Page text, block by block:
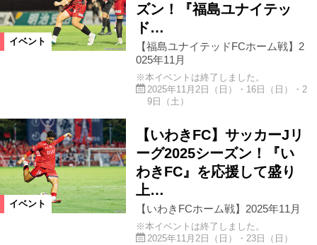
イベント
ズン！『福島ユナイテッ
ド…
【福島ユナイテッドFCホーム戦】2
025年11月
※本イベントは終了しました。
2025年11月2日（日）・16日（日）・2
9日（土）
イベント
【いわきFC】サッカーJリ
ーグ2025シーズン！『い
わきFC』を応援して盛り
上…
【いわきFCホーム戦】2025年11月
※本イベントは終了しました。
2025年11月2日（日）・23日（日）